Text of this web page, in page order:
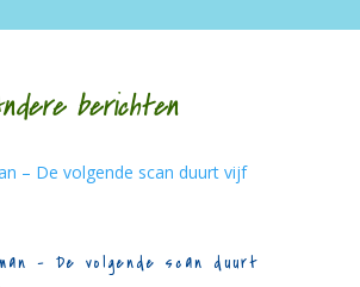
berichten
– De volgende scan duurt